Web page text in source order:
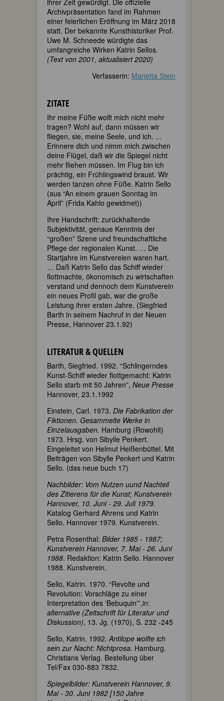
ihrer Zeit gewürdigt. Die offizielle
Archivpräsentation fand im Rahmen
einer feierlichen Eröffnung im März 2018
statt. Der bekannte Kunsthistoriker Prof.
Uwe M. Schneede würdigte das
umfangreiche Wirken Katrin Sellos.
(Text von 2001, aktualisiert 2020)
Verfasserin: Marietta Stein
ZITATE
Ihr meine Füße wollt mich nicht mehr
tragen? Wohl auf, dann müssen wir
fliegen, sie, meine Seele, und ich. ...
Erinnere dich und nimm mich zwischen
deine Flügel, daß wir die Spiegel nicht
mehr fliehen müssen. Im Flug bin ich
prächtig, ein Frühlingswind braust. Wir
werden tanzen ohne Füße. Katrin Sello
(aus “An einem grauen Sonntag im
April” (Frida Kahlo gewidmet))
Ihre Handschrift: zurückhaltende
Subjektivität, genaue Kenntnis der
“großen” Szene und freundschaftliche
Pflege der regionalen Kunst. … Die
Startjahre im Kunstvereien waren hart.
… Daß Katrin Sello das Schiff wieder
flottmachte, ökonomisch zu wirtschaften
verstand und dennoch dem Kunstverein
ein neues Profil gab, war die große
Leistung ihrer ersten Jahre. (Siegfried
Barth in seinem Nachruf in der Neuen
Presse, Hannover 23.1.92)
LITERATUR & QUELLEN
Barth, Siegfried. 1992. “Schlingerndes
Kunst-Schiff wieder flottgemacht: Katrin
Sello starb mit 50 Jahren”, Neue Presse
Hannover, 23.1.1992
Einstein, Carl. 1973. Die Fabrikation der
Fiktionen. Gesammelte Werke in
Einzelausgaben. Hamburg (Rowohlt)
1973. Hrsg. von Sibylle Penkert.
Eingeleitet von Helmut Heißenbüttel. Mit
Beiträgen von Sibylle Penkert und Katrin
Sello. (das neue buch 17)
Nachbilder: Vom Nutzen uund Nachteil
des Zitierens für die Kunst; Kunstverein
Hannover, 10. Juni - 29. Juli 1979.
Katalog Gerhard Ahrens und Katrin
Sello. Hannover 1979. Kunstverein.
Petra Rosenthal: Bilder 1985 - 1987;
Kunstverein Hannover, 7. Mai - 26. Juni
1988. Redaktion: Katrin Sello. Hannover
1988. Kunstverein.
Sello, Katrin. 1970. “Revolte und
Revolution: Vorschläge zu einer
Interpretation des 'Bebuquin'”,in:
alternative (Zeitschrift für Literatur und
Diskussion), 13. Jg. (1970), S. 232 -245
Sello, Katrin. 1992.Antilope wollte ich
sein zur Nacht: Nichtprosa. Hamburg.
Christians Verlag. Bestellung über
Tel/Fax 030-883 7832.
Spiegelbilder: Kunstverein Hannover, 9.
Mai - 30. Juni 1982 [150 Jahre